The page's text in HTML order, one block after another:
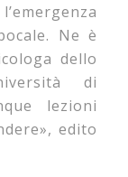
Ne è
dello
di
lezioni
edito